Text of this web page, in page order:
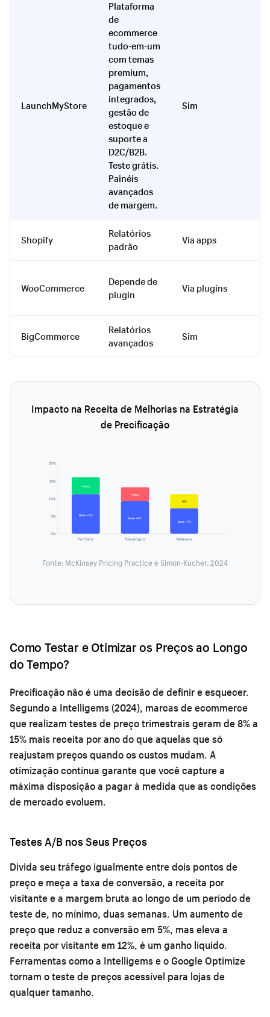
LaunchMyStore
Plataforma
de
ecommerce
tudo-em-um
com temas
premium,
pagamentos
integrados,
gestão de
estoque e
suporte a
D2C/B2B.
Teste grátis.
Painéis
avançados
de margem.
Sim
Shopify
Relatórios
padrão
Via apps
WooCommerce
Depende de
plugin
Via plugins
BigCommerce
Relatórios
avançados
Sim
Impacto na Receita de Melhorias na Estratégia
de Precificação
0%
5%
10%
15%
20%
Base +11%
+Valor
Por Valor
Base +9%
+Psico
Psicológica
Base +7%
+Din
Dinâmica
Fonte: McKinsey Pricing Practice e Simon-Kucher, 2024
Como Testar e Otimizar os Preços ao Longo
do Tempo?
Precificação não é uma decisão de definir e esquecer.
Segundo a Intelligems (2024), marcas de ecommerce
que realizam testes de preço trimestrais geram de 8% a
15% mais receita por ano do que aquelas que só
reajustam preços quando os custos mudam. A
otimização contínua garante que você capture a
máxima disposição a pagar à medida que as condições
de mercado evoluem.
Testes A/B nos Seus Preços
Divida seu tráfego igualmente entre dois pontos de
preço e meça a taxa de conversão, a receita por
visitante e a margem bruta ao longo de um período de
teste de, no mínimo, duas semanas. Um aumento de
preço que reduz a conversão em 5%, mas eleva a
receita por visitante em 12%, é um ganho líquido.
Ferramentas como a Intelligems e o Google Optimize
tornam o teste de preços acessível para lojas de
qualquer tamanho.